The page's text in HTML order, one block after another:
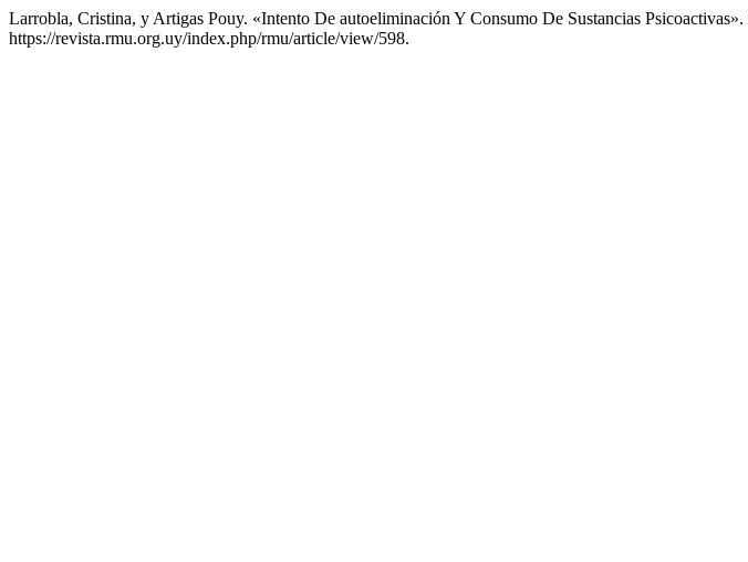
Larrobla, Cristina, y Artigas Pouy. «Intento De autoeliminación Y Consumo De Sustancias Psicoactivas».
https://revista.rmu.org.uy/index.php/rmu/article/view/598.